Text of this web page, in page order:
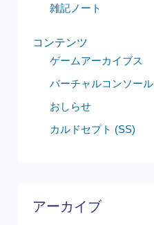
雑記ノート
コンテンツ
ゲームアーカイブス
バーチャルコンソール
おしらせ
カルドセプト (SS)
アーカイブ